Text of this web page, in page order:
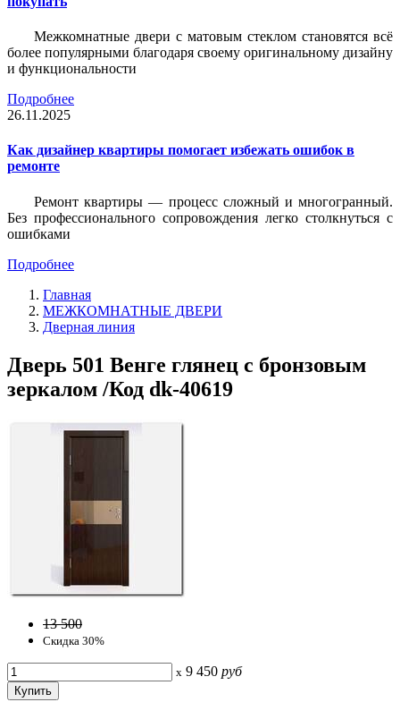
Межкомнатные двери с матовым стеклом становятся всё
более популярными благодаря своему оригинальному дизайну
и функциональности
Подробнее
26.11.2025
Как дизайнер квартиры помогает избежать ошибок в
ремонте
Ремонт квартиры — процесс сложный и многогранный.
Без профессионального сопровождения легко столкнуться с
ошибками
Подробнее
Главная
МЕЖКОМНАТНЫЕ ДВЕРИ
Дверная линия
Дверь 501 Венге глянец с бронзовым
зеркалом /Код dk-40619
13 500
Скидка 30%
x 9 450 руб